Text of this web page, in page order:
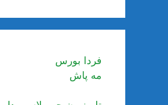
فردا بورس
مه پاش